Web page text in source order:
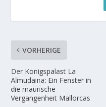
VORHERIGE
Der Königspalast La
Almudaina: Ein Fenster in
die maurische
Vergangenheit Mallorcas